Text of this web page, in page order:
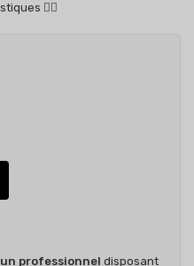
👇🏻
professionnel disposant